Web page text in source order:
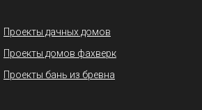
Проекты дачных домов
Проекты домов фахверк
Проекты бань из бревна